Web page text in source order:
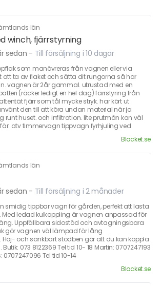
län
winch, fjärrstyrning
sedan - Till försäljning i 10 dagar
som manövreras från vagnen eller via
att ta av flaket och sätta dit rungorna så har
vagnen är 2år gammal. utrustad med en
(räcker ledigt en hel dag) färrstyring från
fjärr som tål mycke stryk. har kört ut
den till att köra undan material när ja
runt huset. och infiltration. lite prutmån kan väl
atv timmervagn tippvagn fyrhjuling ved
Blocket.se
län
sedan - Till försäljning i 2 månader
smidig tippbar vagn för gården, perfekt att lasta
Med ledad kulkoppling är vagnen anpassad för
Uppfällbara sidostöd och avtagningsbara
gör vagnen väl lämpad för lång
Höj- och sänkbart stödben gör att du kan koppla
073 8122369 Tel tid 10- 18 Martin: 0707247193
0707247096 Tel tid 10-14
Blocket.se